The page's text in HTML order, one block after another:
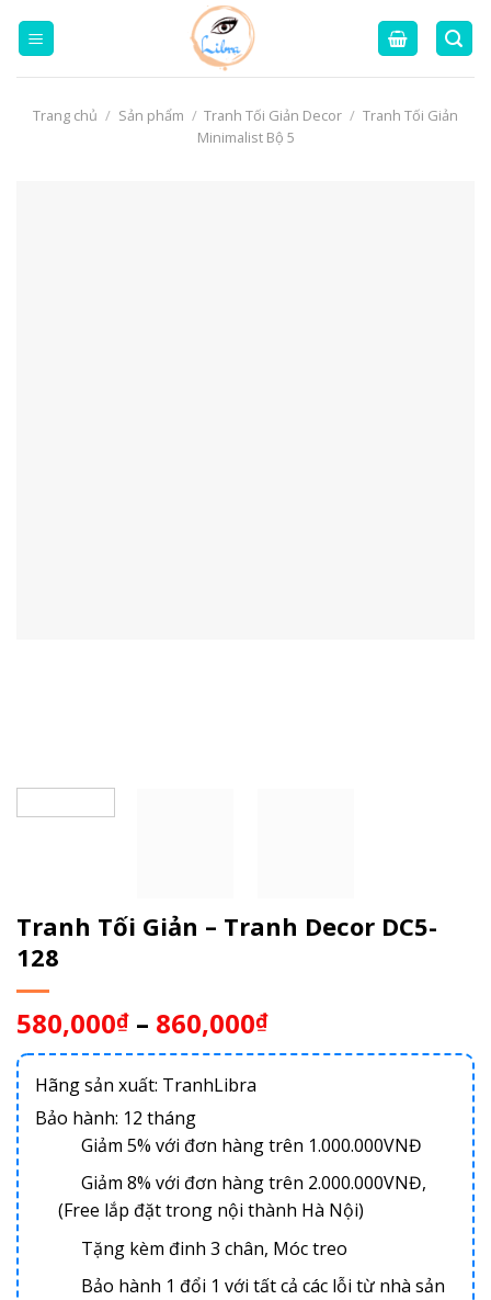
Trang chủ / Sản phẩm / Tranh Tối Giản Decor / Tranh Tối Giản
Minimalist Bộ 5
Tranh Tối Giản – Tranh Decor DC5-
128
580,000₫ – 860,000₫
Hãng sản xuất: TranhLibra
Bảo hành: 12 tháng
Giảm 5% với đơn hàng trên 1.000.000VNĐ
Giảm 8% với đơn hàng trên 2.000.000VNĐ,
(Free lắp đặt trong nội thành Hà Nội)
Tặng kèm đinh 3 chân, Móc treo
Bảo hành 1 đổi 1 với tất cả các lỗi từ nhà sản